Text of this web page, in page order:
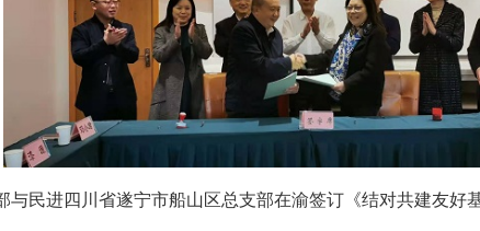
与民进四川省遂宁市船山区总支部在渝签订《结对共建友